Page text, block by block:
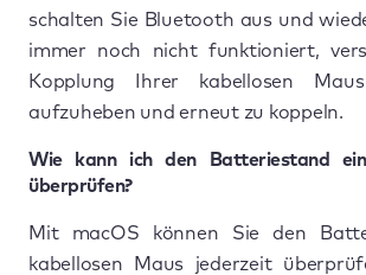
schalten Sie Bluetooth aus und
immer noch nicht funktioniert,
Kopplung Ihrer kabellosen
aufzuheben und erneut zu koppeln.
Wie kann ich den Batteriestand
überprüfen?
Mit macOS können Sie den
kabellosen Maus jederzeit